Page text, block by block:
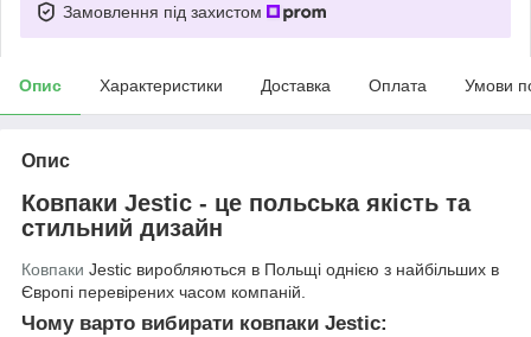
Замовлення під захистом
Опис Характеристики Доставка Оплата Умови
Опис
Ковпаки Jestic - це польська якість та
стильний дизайн
Ковпаки Jestic виробляються в Польщі однією з найбільших в
Європі перевірених часом компаній.
Чому варто вибирати ковпаки Jestic: